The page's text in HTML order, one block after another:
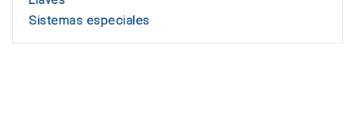
Sistemas especiales